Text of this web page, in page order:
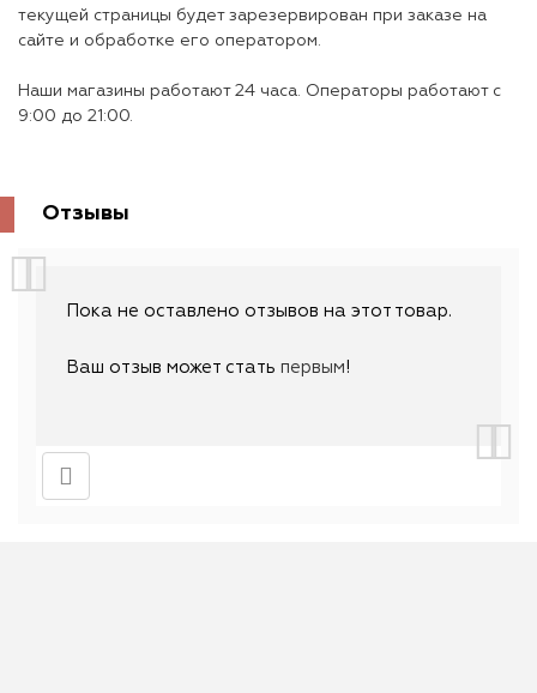
текущей страницы будет зарезервирован при заказе на
сайте и обработке его оператором.
Наши магазины работают 24 часа. Операторы работают с
9:00 до 21:00.
Отзывы
Пока не оставлено отзывов на этот товар.
Ваш отзыв может стать первым!